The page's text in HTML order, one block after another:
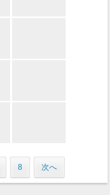
8 次へ